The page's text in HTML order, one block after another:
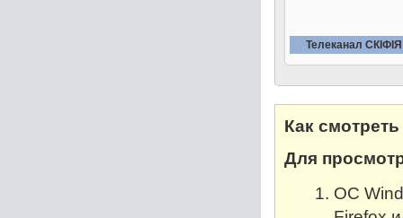
Телеканал СКIФIЯ
Как
Для
OC